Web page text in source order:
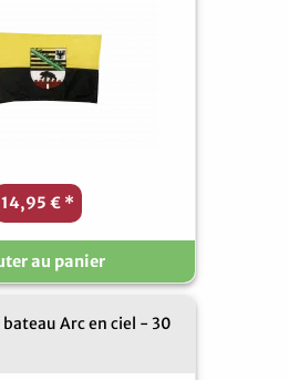
14,95 € *
au panier
Arc en ciel - 30